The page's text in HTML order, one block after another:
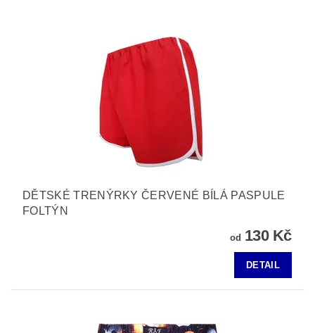
DĚTSKÉ TRENÝRKY ČERVENÉ BÍLÁ PASPULE
FOLTÝN
od 130 Kč
DETAIL